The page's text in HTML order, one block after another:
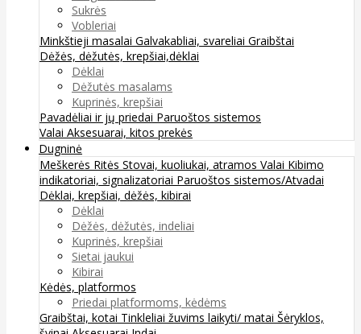
Sukrės
Vobleriai
Minkštieji masalai Galvakabliai, svareliai Graibštai
Dėžės, dėžutės, krepšiai,dėklai
Dėklai
Dėžutės masalams
Kuprinės, krepšiai
Pavadėliai ir jų priedai Paruoštos sistemos
Valai Aksesuarai, kitos prekės
Dugninė
Meškerės Ritės Stovai, kuoliukai, atramos Valai Kibimo
indikatoriai, signalizatoriai Paruoštos sistemos/Atvadai
Dėklai, krepšiai, dėžės, kibirai
Dėklai
Dėžės, dėžutės, indeliai
Kuprinės, krepšiai
Sietai jaukui
Kibirai
Kėdės, platformos
Priedai platformoms, kėdėms
Graibštai, kotai Tinkleliai žuvims laikyti/ matai Šėryklos,